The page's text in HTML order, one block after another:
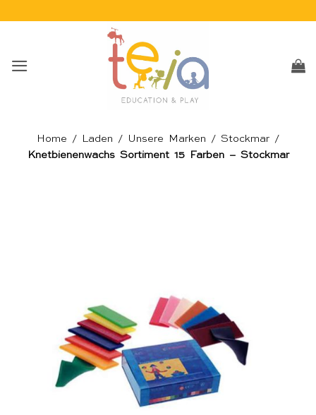
Home / Laden / Unsere Marken / Stockmar /
Knetbienenwachs Sortiment 15 Farben – Stockmar